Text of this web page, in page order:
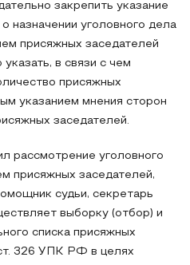
закрепить указание
назначении уголовного дела
присяжных заседателей
в связи с чем
присяжных
указанием мнения сторон
заседателей.
рассмотрение уголовного
присяжных заседателей,
судьи, секретарь
выборку (отбор) и
списка присяжных
326 УПК РФ в целях